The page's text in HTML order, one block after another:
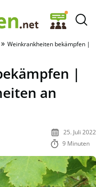
» Weinkrankheiten bekämpfen |
|
an
25. Juli 2022
9 Minuten